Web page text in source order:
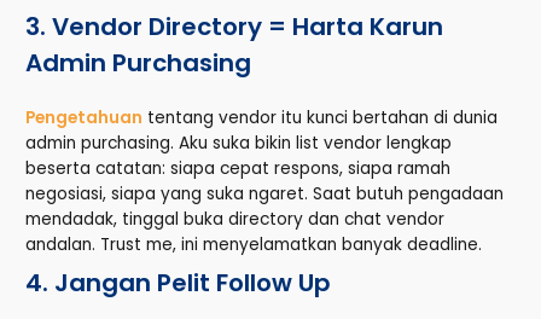
3. Vendor Directory = Harta Karun
Admin Purchasing
Pengetahuan tentang vendor itu kunci bertahan di dunia
admin purchasing. Aku suka bikin list vendor lengkap
beserta catatan: siapa cepat respons, siapa ramah
negosiasi, siapa yang suka ngaret. Saat butuh pengadaan
mendadak, tinggal buka directory dan chat vendor
andalan. Trust me, ini menyelamatkan banyak deadline.
4. Jangan Pelit Follow Up